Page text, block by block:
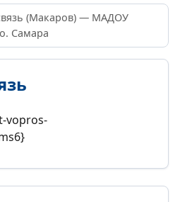
(Макаров) — МАДОУ
Самара
vopros-